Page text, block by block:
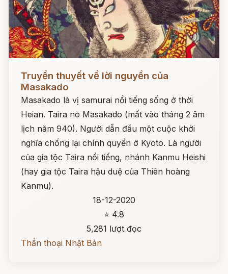
Đọc ngay
Truyền thuyết về lời nguyền của
Masakado
Masakado là vị samurai nổi tiếng sống ở thời
Heian. Taira no Masakado (mất vào tháng 2 âm
lịch năm 940). Người dẫn đầu một cuộc khởi
nghĩa chống lại chính quyền ở Kyoto. Là người
của gia tộc Taira nổi tiếng, nhánh Kanmu Heishi
(hay gia tộc Taira hậu duệ của Thiên hoàng
Kanmu).
18-12-2020
⭐ 4.8
5,281 lượt đọc
Thần thoại Nhật Bản